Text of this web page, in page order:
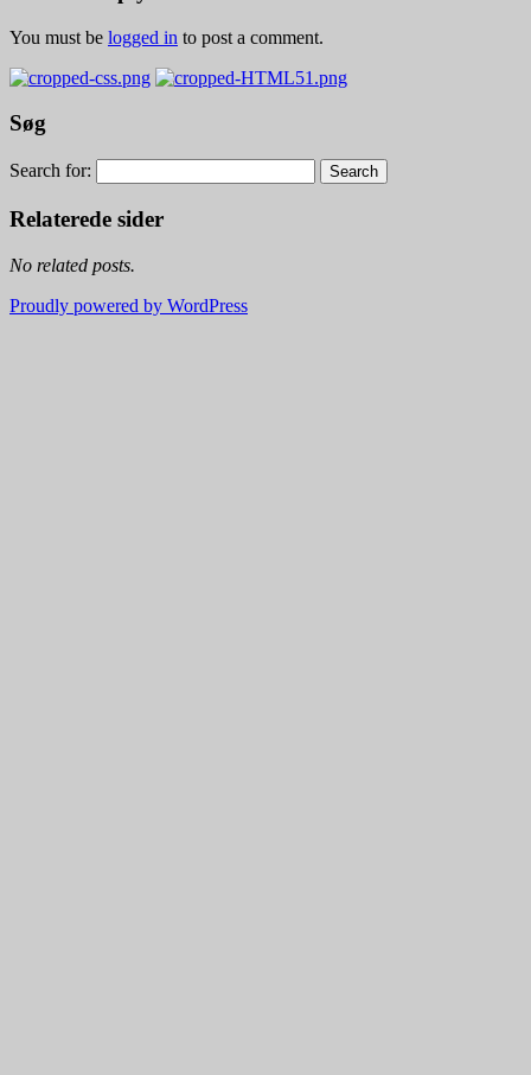
You must be logged in to post a comment.
Søg
Search for:
Relaterede sider
No related posts.
Proudly powered by WordPress